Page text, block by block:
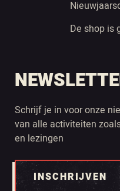
De shop is
Schrijf je in voor onze
van alle activiteiten
en lezingen
INSCHRIJVEN